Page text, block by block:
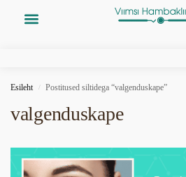
Esileht / Postitused siltidega “valgenduskape”
valgenduskape